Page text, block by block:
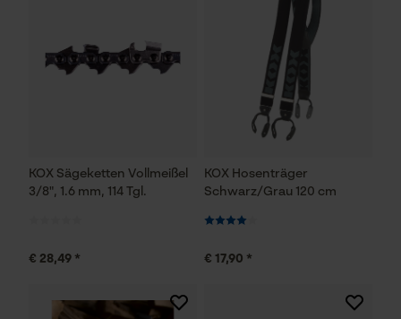
KOX Sägeketten Vollmeißel
3/8", 1.6 mm, 114 Tgl.
€ 28,49 *
KOX Hosenträger
Schwarz/Grau 120 cm
€ 17,90 *